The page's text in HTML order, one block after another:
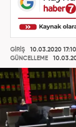
GİRİŞ
10.03.2020 17:10
GÜNCELLEME